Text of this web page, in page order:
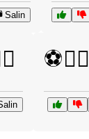
Salin